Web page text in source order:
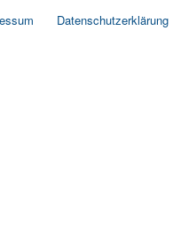
Datenschutzerklärung